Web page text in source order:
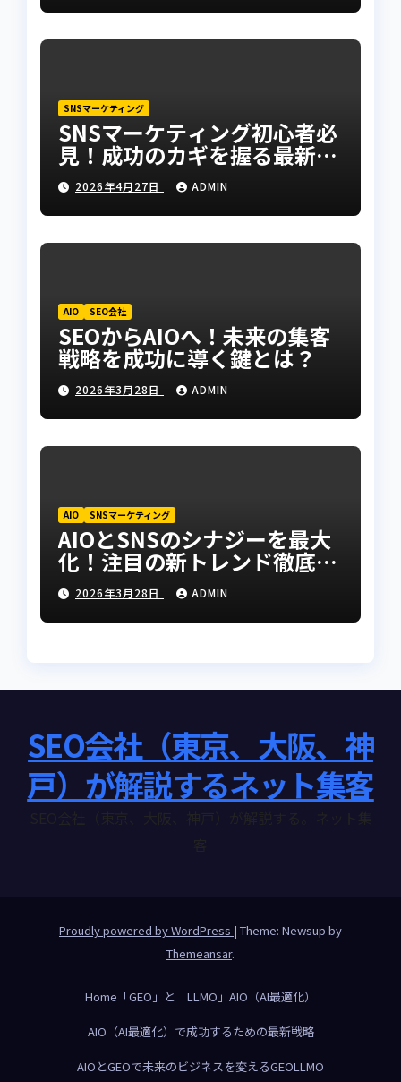
SNSマーケティング
SNSマーケティング初心者必
見！成功のカギを握る最新手
法とは？
2026年4月27日 ADMIN
AIO SEO会社
SEOからAIOへ！未来の集客
戦略を成功に導く鍵とは？
2026年3月28日 ADMIN
AIO SNSマーケティング
AIOとSNSのシナジーを最大
化！注目の新トレンド徹底リ
サーチ
2026年3月28日 ADMIN
SEO会社（東京、大阪、神
戸）が解説するネット集客
Proudly powered by WordPress | Theme: Newsup by
Themeansar.
Home 「GEO」と「LLMO」 AIO（AI最適化）
AIO（AI最適化）で成功するための最新戦略
AIOとGEOで未来のビジネスを変えるGEOLLMO